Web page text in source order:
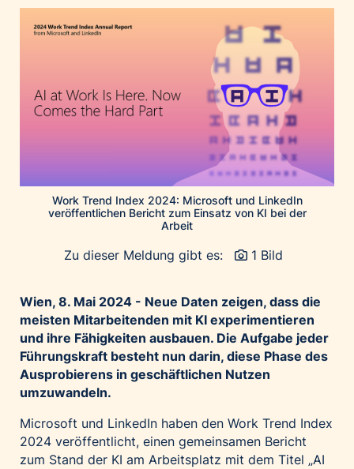
Kroatische Zentrale für Tourismus
List Holding Gruppe
Microsoft
Mondelēz Österreich
Ökopharm
Palfinger AG
Polestar
REXEL Austria
Superbrands Austria
Tante Fanny
Work Trend Index 2024: Microsoft und LinkedIn
veröffentlichen Bericht zum Einsatz von KI bei der
Arbeit
Zu dieser Meldung gibt es: 1 Bild
Wien, 8. Mai 2024 - Neue Daten zeigen, dass die
meisten Mitarbeitenden mit KI experimentieren
und ihre Fähigkeiten ausbauen. Die Aufgabe jeder
Führungskraft besteht nun darin, diese Phase des
Ausprobierens in geschäftlichen Nutzen
umzuwandeln.
Microsoft und LinkedIn haben den Work Trend Index
2024 veröffentlicht, einen gemeinsamen Bericht
zum Stand der KI am Arbeitsplatz mit dem Titel „AI